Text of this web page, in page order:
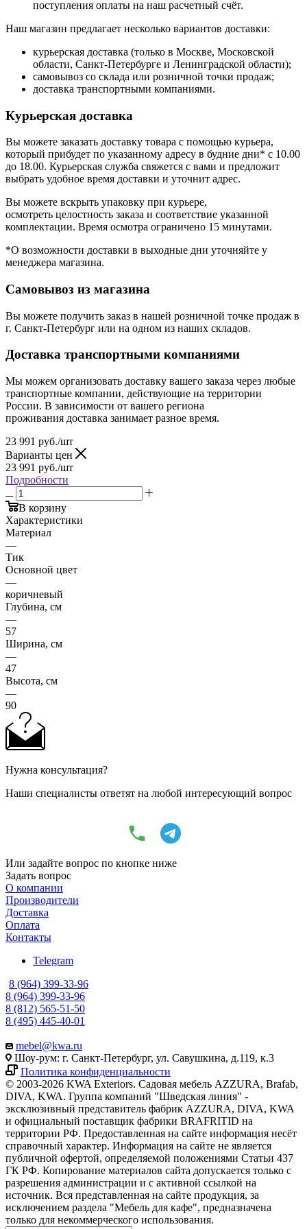
поступления оплаты на наш расчетный счёт.
Наш магазин предлагает несколько вариантов доставки:
курьерская доставка (только в Москве, Московской
области, Санкт-Петербурге и Ленинградской области);
самовывоз со склада или розничной точки продаж;
доставка транспортными компаниями.
Курьерская доставка
Вы можете заказать доставку товара с помощью курьера,
который прибудет по указанному адресу в будние дни* с 10.00
до 18.00. Курьерская служба свяжется с вами и предложит
выбрать удобное время доставки и уточнит адрес.
Вы можете вскрыть упаковку при курьере,
осмотреть целостность заказа и соответствие указанной
комплектации. Время осмотра ограничено 15 минутами.
*О возможности доставки в выходные дни уточняйте у
менеджера магазина.
Самовывоз из магазина
Вы можете получить заказ в нашей розничной точке продаж в
г. Санкт-Петербург или на одном из наших складов.
Доставка транспортными компаниями
Мы можем организовать доставку вашего заказа через любые
транспортные компании, действующие на территории
России. В зависимости от вашего региона
проживания доставка занимает разное время.
23 991 руб./шт
Варианты цен
23 991 руб./шт
Подробности
В корзину
Характеристики
Материал
—
Тик
Основной цвет
—
коричневый
Глубина, см
—
57
Ширина, см
—
47
Высота, см
—
90
Нужна консультация?
Наши специалисты ответят на любой интересующий вопрос
Или задайте вопрос по кнопке ниже
Задать вопрос
О компании
Производители
Доставка
Оплата
Контакты
Telegram
8 (964) 399-33-96
8 (964) 399-33-96
8 (812) 565-51-50
8 (495) 445-40-01
mebel@kwa.ru
Шоу-рум: г. Санкт-Петербург, ул. Савушкина, д.119, к.3
Политика конфиденциальности
© 2003-2026 KWA Exteriors. Садовая мебель AZZURA, Brafab,
DIVA, KWA. Группа компаний "Шведская линия" -
эксклюзивный представитель фабрик AZZURA, DIVA, KWA
и официальный поставщик фабрики BRAFRITID на
территории РФ. Предоставленная на сайте информация несёт
справочный характер. Информация на сайте не является
публичной офертой, определяемой положениями Статьи 437
ГК РФ. Копирование материалов сайта допускается только с
разрешения администрации и с активной ссылкой на
источник. Вся представленная на сайте продукция, за
исключением раздела "Мебель для кафе", предназначена
только для некоммерческого использования.